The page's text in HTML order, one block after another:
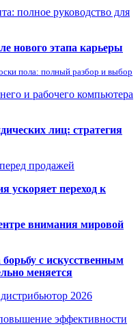
полное руководство для
нового этапа карьеры
пола: полный разбор и выбор
и рабочего компьютера
лиц: стратегия
продажей
ускоряет переход к
внимания мировой
с искусственным
меняется
2026
эффективности